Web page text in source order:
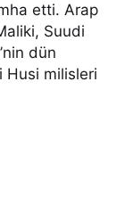
etti. Arap
Suudi
dün
Husi milisleri